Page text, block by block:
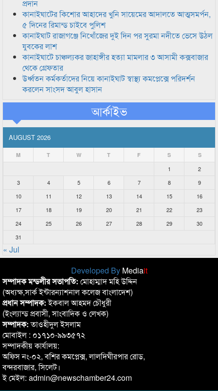
প্রদান
কানাইঘাটের কিশোর আহাদের খুনি সায়েমের আদালতে আত্মসমর্পন,
৫ দিনের রিমান্ড চাইবে পুলিশ
কানাইঘাট রাজাগঞ্জে নিখোঁজের দুই দিন পর সুরমা নদীতে ভেসে উঠল
যুবকের লাশ
কানাইঘাটে চাঞ্চল্যকর জাহাঙ্গীর হত্যা মামলার ৩ আসামী কক্সবাজার
থেকে গ্রেফতার
উর্ধ্বতন কর্মকর্তাদের নিয়ে কানাইঘাট স্বাস্থ্য কমপ্লেক্সে পরিদর্শন
করলেন সাংসদ আবুল হাসান
আর্কাইভ
AUGUST 2026
M T W T F S S
1
2
3
4 5 6 7 8
9
10
11 12 13 14 15
16
17
18 19 20 21 22
23
24
25 26 27 28 29
30
31
« Jul
Developed By Mediait
সম্পাদক মন্ডলীর সভাপতি: মোহাম্মাদ মহি উদ্দিন
(অধ্যক্ষ,সার্ক ইন্টারন্যাশনাল কলেজ বাংলাদেশ)
প্রধান সম্পাদক:ইকবাল আহমদ চৌধুরী
(ইংল্যান্ড প্রবাসী, সাংবাদিক ও লেখক)
সম্পাদক:তাওহীদুল ইসলাম
মোবাইল : ০১৭১০-৯৯৩৫৭২
সম্পাদকীয় কার্যালয়:
অফিস নং-০২, বশির কমপ্লেক্স, লালদিঘীরপার রোড,
বন্দরবাজার, সিলেট।
ই মেইল: admin@newschamber24.com